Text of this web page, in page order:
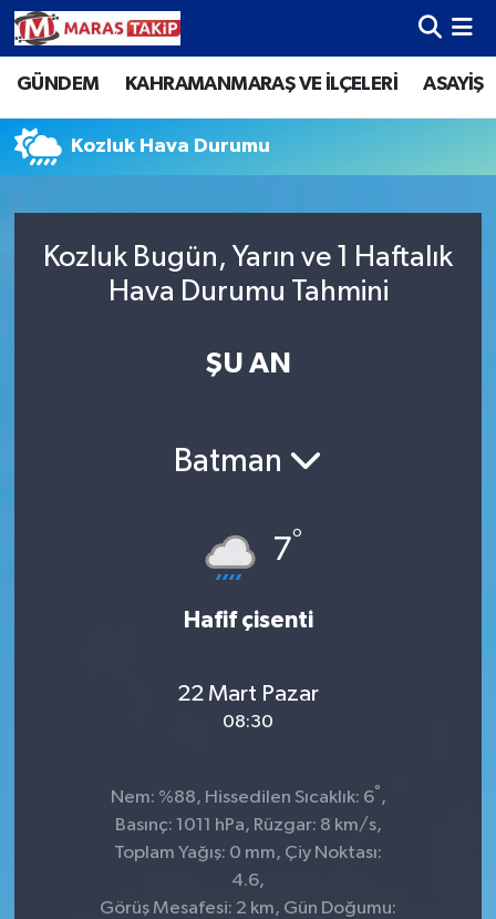
GÜNDEM KAHRAMANMARAŞ VE İLÇELERİ ASAYİŞ
Kozluk Hava Durumu
Kozluk Bugün, Yarın ve 1 Haftalık
Hava Durumu Tahmini
ŞU AN
Batman
7°
Hafif çisenti
22 Mart Pazar
08:30
Nem: %88, Hissedilen Sıcaklık: 6° ,
Basınç: 1011 hPa, Rüzgar: 8 km/s,
Toplam Yağış: 0 mm, Çiy Noktası:
4.6,
Görüş Mesafesi: 2 km, Gün Doğumu:
Kahramanmaraş Nöbetçi Eczaneler
Kahramanmaraş Hava Durumu
Kahramanmaraş Trafik Yoğunluk Haritası